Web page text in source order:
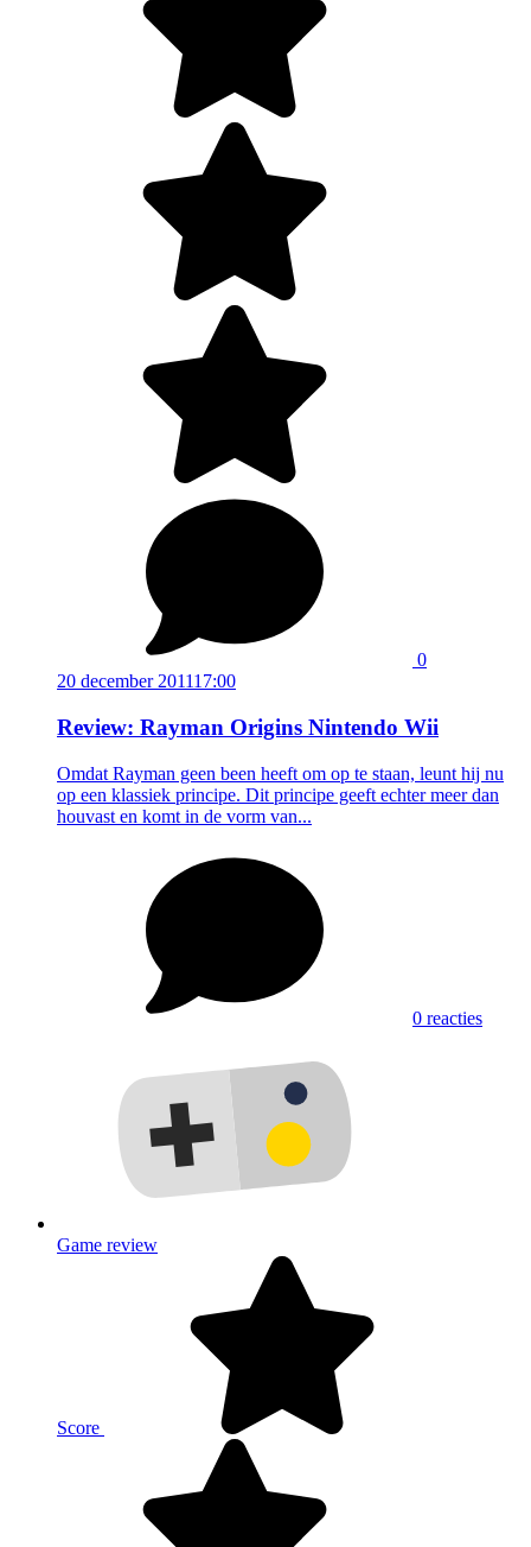
0
20 december 201117:00
Review: Rayman Origins Nintendo Wii
Omdat Rayman geen been heeft om op te staan, leunt hij nu
op een klassiek principe. Dit principe geeft echter meer dan
houvast en komt in de vorm van...
0 reacties
Game review
Score